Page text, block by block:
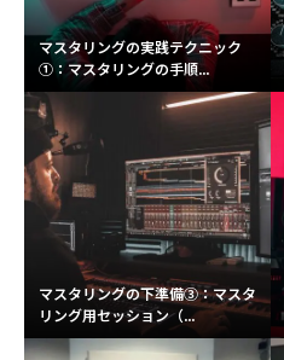
マスタリングの実践テクニック
①：マスタリングの手順...
マスタリングの下準備③：マスタ
リング用セッション（...